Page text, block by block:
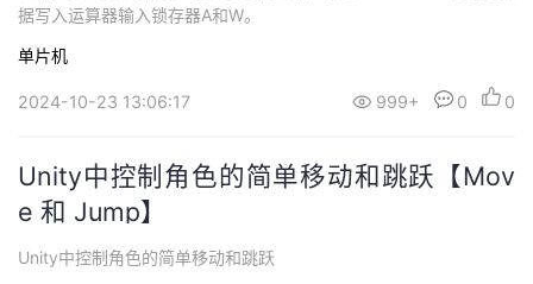
据写入运算器输入锁存器A和W。
单片机
2024-10-23 13:06:17 999+ 0 0
Unity中控制角色的简单移动和跳跃【Mov
e 和 Jump】
Unity中控制角色的简单移动和跳跃